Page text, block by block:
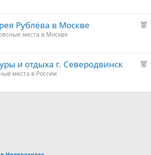
е
е
н
е
Р
о
Рублёва в Москве
места в Москве
Р
о
и отдыха г. Северодвинск
места в России